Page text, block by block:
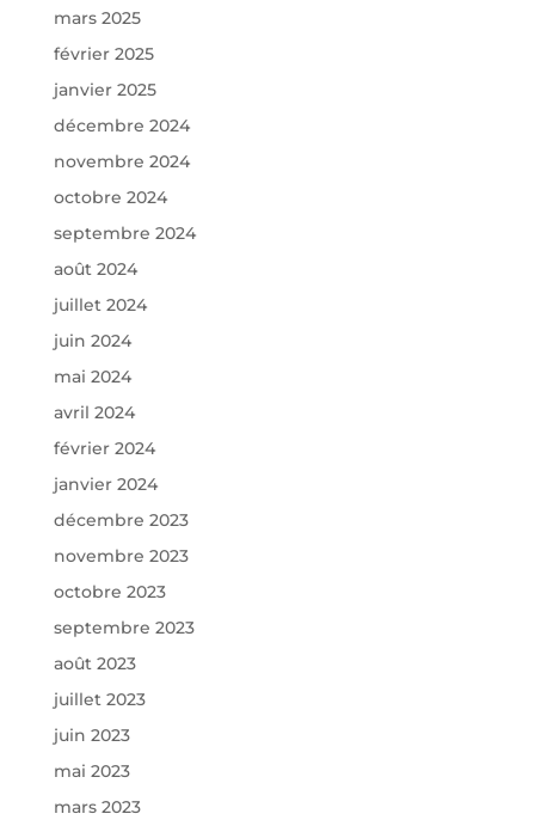
mars 2025
février 2025
janvier 2025
décembre 2024
novembre 2024
octobre 2024
septembre 2024
août 2024
juillet 2024
juin 2024
mai 2024
avril 2024
février 2024
janvier 2024
décembre 2023
novembre 2023
octobre 2023
septembre 2023
août 2023
juillet 2023
juin 2023
mai 2023
mars 2023